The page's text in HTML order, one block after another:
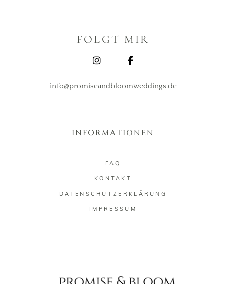
FOLGT MIR
info@promiseandbloomweddings.de
INFORMATIONEN
FAQ
KONTAKT
DATENSCHUTZERKLÄRUNG
IMPRESSUM